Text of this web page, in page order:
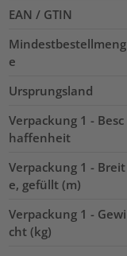
EAN / GTIN
Mindestbestellmeng
e
Ursprungsland
Verpackung 1 - Besc
haffenheit
Verpackung 1 - Breit
e, gefüllt (m)
Verpackung 1 - Gewi
cht (kg)